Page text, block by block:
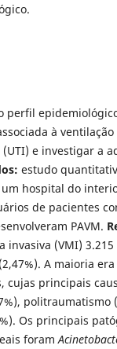
perfil
à ventilação
e investigar a
estudo
hospital do
de pacientes
PAVM.
invasiva (VMI)
A maioria
cujas principais
politraumatismo
Os principais
foram